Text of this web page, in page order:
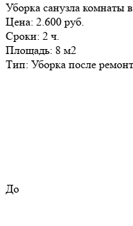
Уборка санузла комнаты
Цена: 2.600 руб.
Сроки: 2 ч.
Площадь: 8 м2
Тип: Уборка после
До